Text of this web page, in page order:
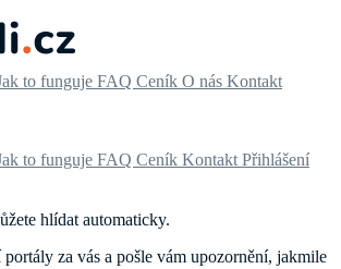
to funguje FAQ Ceník O nás Kontakt
to funguje FAQ Ceník Kontakt Přihlášení
hlídat automaticky.
za vás a pošle vám upozornění, jakmile